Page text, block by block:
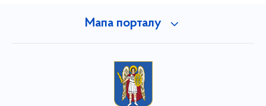
Мапа порталу